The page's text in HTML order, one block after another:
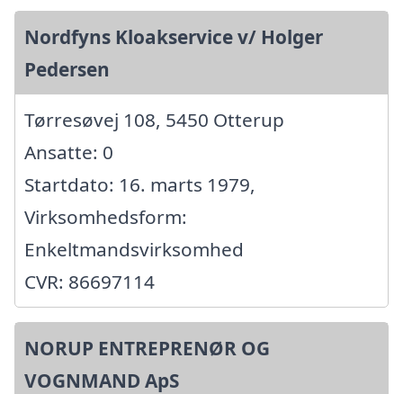
Nordfyns Kloakservice v/ Holger
Pedersen
Tørresøvej 108, 5450 Otterup
Ansatte: 0
Startdato: 16. marts 1979,
Virksomhedsform:
Enkeltmandsvirksomhed
CVR: 86697114
NORUP ENTREPRENØR OG
VOGNMAND ApS